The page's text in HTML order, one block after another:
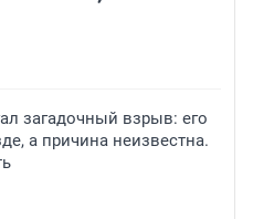
загадочный взрыв: его
а причина неизвестна.